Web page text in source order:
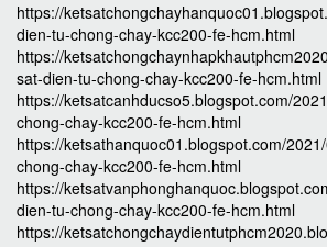
https://
dien-tu-chong-chay-kcc200-fe-hcm.html
https://
sat-dien-tu-chong-chay-kcc200-fe-hcm.html
https://ketsatcanhducso5.blogspot.com/
chong-chay-kcc200-fe-hcm.html
https://ketsathanquoc01.blogspot.com/
chong-chay-kcc200-fe-hcm.html
https://
dien-tu-chong-chay-kcc200-fe-hcm.html
https://